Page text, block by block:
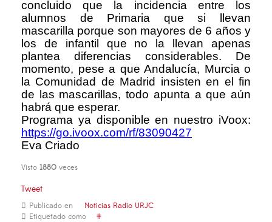
concluido que la incidencia entre los
alumnos de Primaria que si llevan
mascarilla porque son mayores de 6 años y
los de infantil que no la llevan apenas
plantea diferencias considerables. De
momento, pese a que Andalucía, Murcia o
la Comunidad de Madrid insisten en el fin
de las mascarillas, todo apunta a que aún
habrá que esperar.
Programa ya disponible en nuestro iVoox:
https://go.ivoox.com/rf/83090427
Eva Criado
Visto 1880 veces
Tweet
Publicado en
Noticias Radio URJC
Etiquetado como